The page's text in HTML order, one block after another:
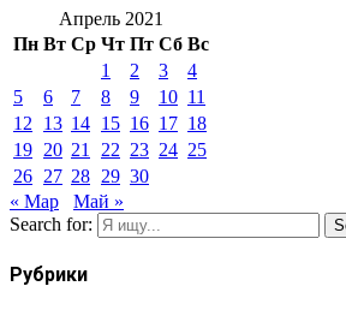
Апрель 2021
Пн Вт Ср Чт Пт Сб Вс
1
2 3
4
5
6 7 8 9 10 11
12
13 14 15 16 17 18
19 20 21 22 23 24 25
26 27 28 29 30
« Мар
Май »
Search for:
Рубрики